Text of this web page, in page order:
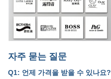
자주 묻는 질문
Q1: 언제 가격을 받을 수 있나요?